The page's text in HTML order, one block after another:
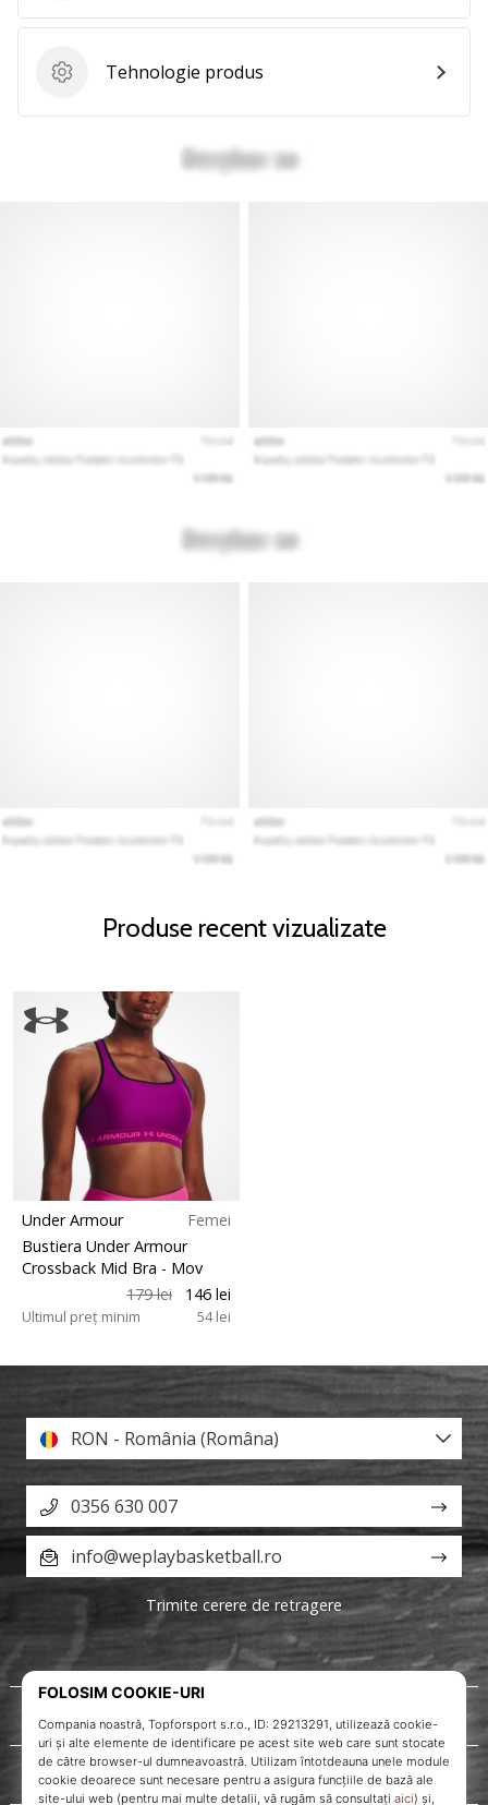
Tehnologie produs
Tehnologie produs
Produse recent vizualizate
Under Armour
Femei
Bustiera Under Armour
Crossback Mid Bra - Mov
179 lei
146 lei
Ultimul preț minim 54 lei
Despre noi
Servicii clienți
RON - România (Româna)
0356 630 007
info@weplaybasketball.ro
Trimite cerere de retragere